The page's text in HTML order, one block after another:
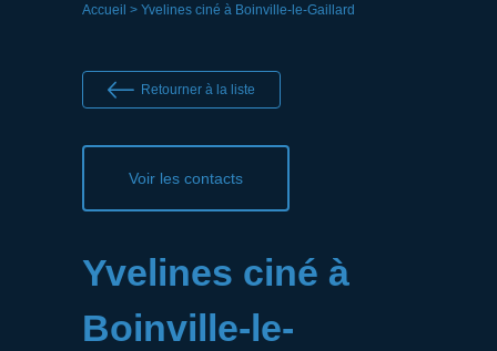
Accueil > Yvelines ciné à Boinville-le-Gaillard
Retourner à la liste
Voir les contacts
Yvelines ciné à
Boinville-le-